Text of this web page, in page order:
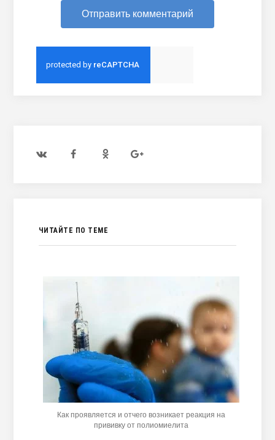
ЧИТАЙТЕ ПО ТЕМЕ
Как проявляется и отчего возникает реакция на
прививку от полиомиелита